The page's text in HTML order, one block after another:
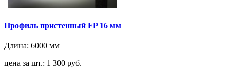
Профиль пристенный FP 16 мм
Длина: 6000 мм
цена за шт.: 1 300 руб.